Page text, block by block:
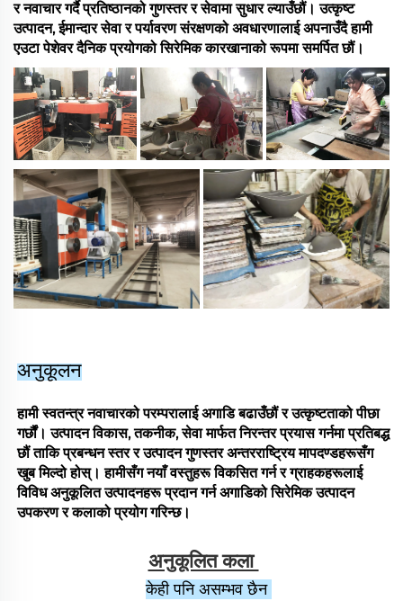
र नवाचार गर्दै प्रतिष्ठानको गुणस्तर र सेवामा सुधार ल्याउँछौं। उत्कृष्ट
उत्पादन, ईमान्दार सेवा र पर्यावरण संरक्षणको अवधारणालाई अपनाउँदै हामी
एउटा पेशेवर दैनिक प्रयोगको सिरेमिक कारखानाको रूपमा समर्पित छौं।
अनुकूलन
हामी स्वतन्त्र नवाचारको परम्परालाई अगाडि बढाउँछौं र उत्कृष्टताको पीछा
गर्छौं। उत्पादन विकास, तकनीक, सेवा मार्फत निरन्तर प्रयास गर्नमा प्रतिबद्ध
छौं ताकि प्रबन्धन स्तर र उत्पादन गुणस्तर अन्तरराष्ट्रिय मापदण्डहरूसँग
खुब मिल्दो होस्। हामीसँग नयाँ वस्तुहरू विकसित गर्न र ग्राहकहरूलाई
विविध अनुकूलित उत्पादनहरू प्रदान गर्न अगाडिको सिरेमिक उत्पादन
उपकरण र कलाको प्रयोग गरिन्छ।
अनुकूलित कला
केही पनि असम्भव छैन